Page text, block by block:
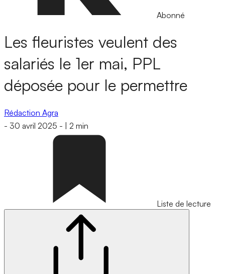
Abonné
Les fleuristes veulent des
salariés le 1er mai, PPL
déposée pour le permettre
Rédaction Agra
- 30 avril 2025 - 2 min
Liste de lecture